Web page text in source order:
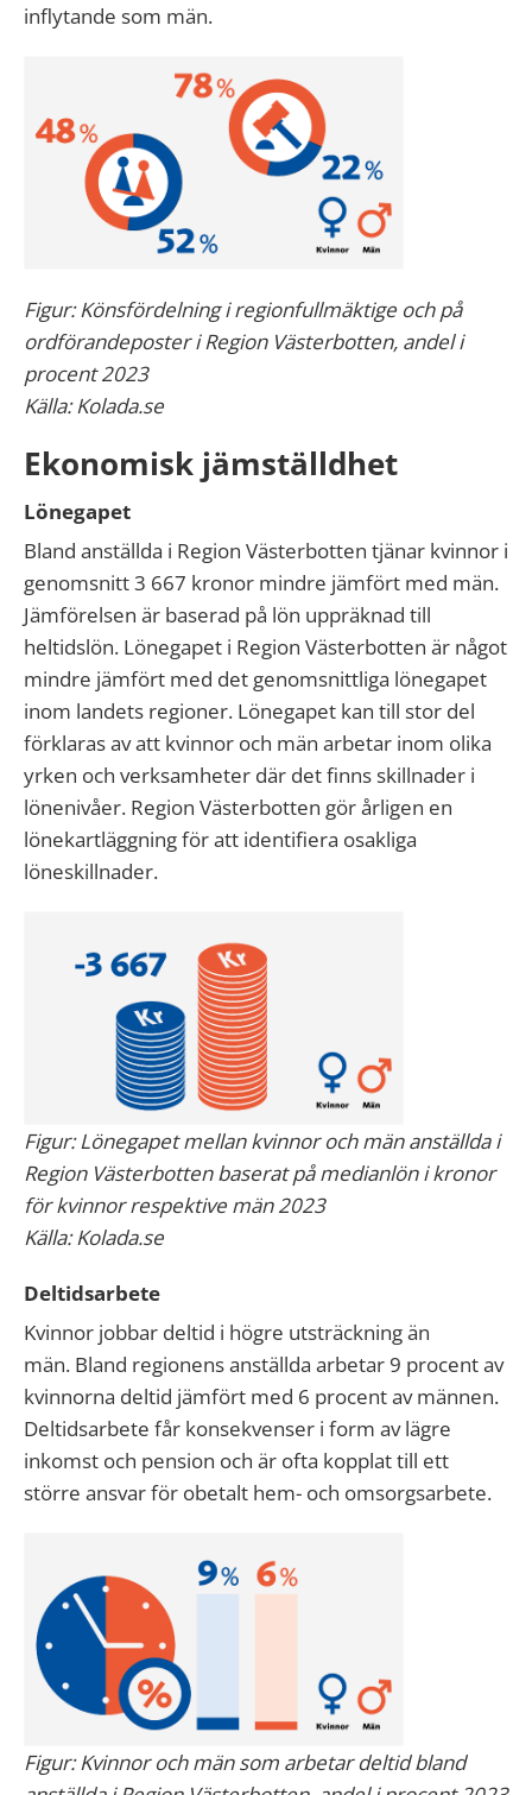
inflytande som män.
Figur: Könsfördelning i regionfullmäktige och på
ordförandeposter i Region Västerbotten, andel i
procent 2023
Källa: Kolada.se
Ekonomisk jämställdhet
Lönegapet
Bland anställda i Region Västerbotten tjänar kvinnor i
genomsnitt 3 667 kronor mindre jämfört med män.
Jämförelsen är baserad på lön uppräknad till
heltidslön. Lönegapet i Region Västerbotten är något
mindre jämfört med det genomsnittliga lönegapet
inom landets regioner. Lönegapet kan till stor del
förklaras av att kvinnor och män arbetar inom olika
yrken och verksamheter där det finns skillnader i
lönenivåer. Region Västerbotten gör årligen en
lönekartläggning för att identifiera osakliga
löneskillnader.
Figur: Lönegapet mellan kvinnor och män anställda i
Region Västerbotten baserat på medianlön i kronor
för kvinnor respektive män 2023
Källa: Kolada.se
Deltidsarbete
Kvinnor jobbar deltid i högre utsträckning än
män. Bland regionens anställda arbetar 9 procent av
kvinnorna deltid jämfört med 6 procent av männen.
Deltidsarbete får konsekvenser i form av lägre
inkomst och pension och är ofta kopplat till ett
större ansvar för obetalt hem- och omsorgsarbete.
Figur: Kvinnor och män som arbetar deltid bland